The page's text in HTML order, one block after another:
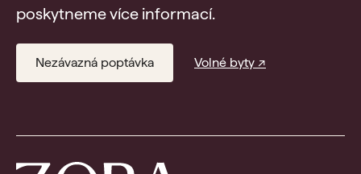
poskytneme více informací.
Nezávazná poptávka Volné byty ↗